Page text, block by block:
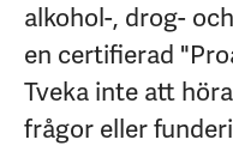
alkohol-, drog-
en certifierad
Tveka inte att
frågor eller